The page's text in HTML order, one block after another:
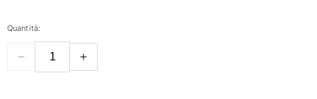
Slips
Quantità: